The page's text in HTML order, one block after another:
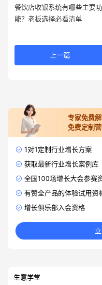
餐饮店收银系统有哪些主要功
能？老板选择必看清单
上一篇
专家免费
免费定制
1对1定制行业增长方案
获取最新行业增长案例库
全国100场增长大会参赛
有赞全产品的体验试用资
增长俱乐部入会资格
生意学堂